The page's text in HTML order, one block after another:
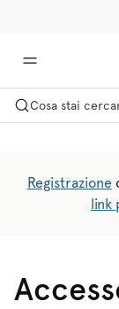
Cosa stai
Registrazione
link